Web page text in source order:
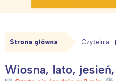
Strona główna Czytelnia
Wiosna, lato,